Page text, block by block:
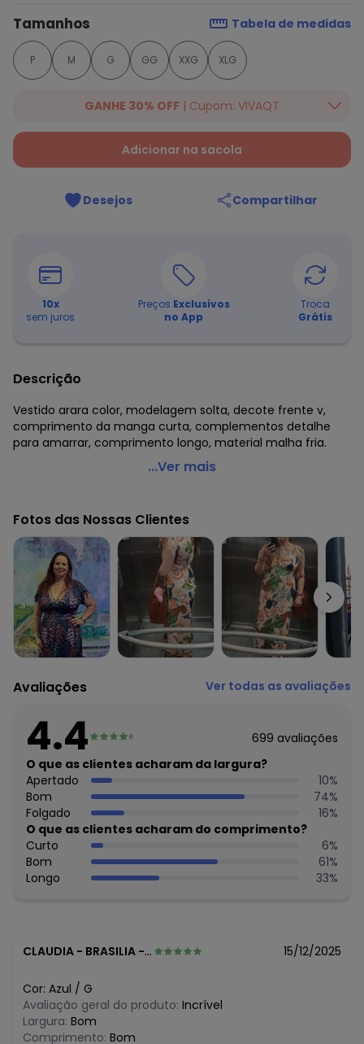
Tamanhos Tabela de medidas
P M G GG XXG XLG
GANHE 30% OFF | Cupom: VIVAQT
Ganhe 30% OFF Extra em qualquer valor, usando o cupom:
VIVAQT. Válido para toda loja Quintess, somente hoje
Adicionar na sacola
Desejos Compartilhar
10x
sem juros
Preços Exclusivos
no App
Troca
Grátis
Descrição
Vestido arara color, modelagem solta, decote frente v,
comprimento da manga curta, complementos detalhe
para amarrar, comprimento longo, material malha fria.
Quintess - Vestido Arara Color em Malha Fria
Modelagem: Solta
Decote frente: V
Decote costas: Redondo
Comprimento da manga: Curta
Complemento: Detalhe para amarrar;
Comprimento: Longo
Material: Malha Fria
Estação: Ano Inteiro
Situação de Uso: Festa
Composição Material: 92% Poliéster, 8% Elastano
...Ver mais
Fotos das Nossas Clientes
Avaliações Ver todas as avaliações
4.4 699 avaliações
O que as clientes acharam da largura?
Apertado
10%
Bom
74%
Folgado
16%
O que as clientes acharam do comprimento?
Curto
6%
Bom
61%
Longo
33%
CLAUDIA - BRASILIA - DF 15/12/2025
Cor: Azul / G
Avaliação geral do produto: Incrível
Largura: Bom
Comprimento: Bom